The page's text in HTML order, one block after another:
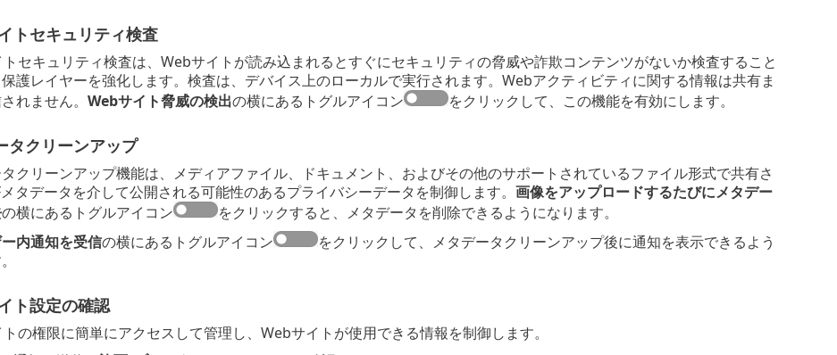
トセキュリティ検査
セキュリティ検査は、Webサイトが読み込まれるとすぐにセキュリティの脅威や詐欺コンテンツがないか検査すること
護レイヤーを強化します。検査は、デバイス上のローカルで実行されます。Webアクティビティに関する情報は共有ま
れません。 Webサイト脅威の検出の横にあるトグルアイコン をクリックして、この機能を有効にします。
タクリーンアップ
クリーンアップ機能は、メディアファイル、ドキュメント、およびその他のサポートされているファイル形式で共有さ
タデータを介して公開される可能性のあるプライバシーデータを制御します。 画像をアップロードするたびにメタデー
の横にあるトグルアイコン
をクリックすると、メタデータを削除できるようになります。
内通知を受信の横にあるトグルアイコン
をクリックして、メタデータクリーンアップ後に通知を表示できるよう
ト設定の確認
の権限に簡単にアクセスして管理し、Webサイトが使用できる情報を制御します。